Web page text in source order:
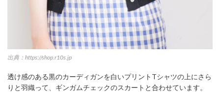
出典：https://shop.r10s.jp
透け感のある黒のカーディガンを白いプリントTシャツの上にさら
りと羽織って、ギンガムチェックのスカートと合わせています。